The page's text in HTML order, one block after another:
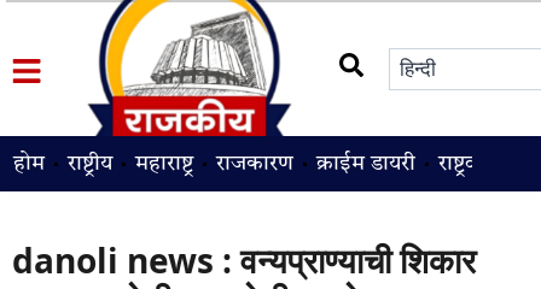
होम राष्ट्रीय महाराष्ट्र राजकारण क्राईम डायरी राष्ट्रवादी
danoli news : वन्यप्राण्याची शिकार